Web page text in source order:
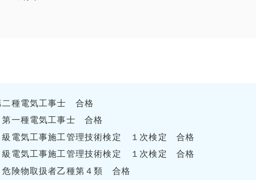
種電気工事士 合格
一種電気工事士 合格
電気工事施工管理技術検定 １次検定 合格
電気工事施工管理技術検定 １次検定 合格
険物取扱者乙種第４類 合格